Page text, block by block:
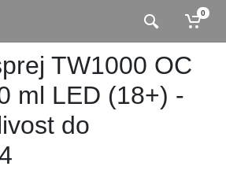
0
TW1000 OC
ml LED (18+) -
do